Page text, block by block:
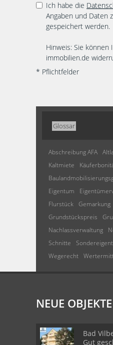
Ich habe die
Angaben und Daten
gespeichert werden.
Hinweis: Sie können
immobilien.de
* Pflichtfelder
Glossar
Abschreibung AFA
Kaltmiete
Eigentum
Flurstück Gemarkung
Grundstückspreis
Nachlassverwaltung
Schnitte
Wegerecht
NEUE OBJEKTE
Bad
Gut